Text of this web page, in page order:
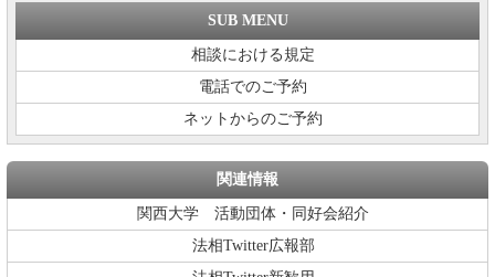
SUB MENU
相談における規定
電話でのご予約
ネットからのご予約
関連情報
関西大学 活動団体・同好会紹介
法相Twitter広報部